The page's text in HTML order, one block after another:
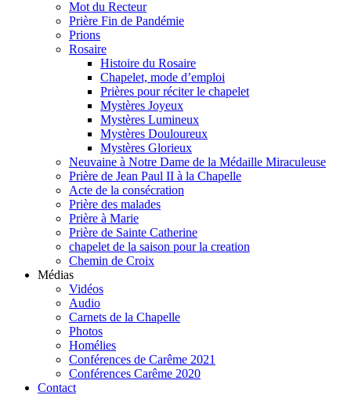
Mot du Recteur
Prière Fin de Pandémie
Prions
Rosaire
Histoire du Rosaire
Chapelet, mode d’emploi
Prières pour réciter le chapelet
Mystères Joyeux
Mystères Lumineux
Mystères Douloureux
Mystères Glorieux
Neuvaine à Notre Dame de la Médaille Miraculeuse
Prière de Jean Paul II à la Chapelle
Acte de la consécration
Prière des malades
Prière à Marie
Prière de Sainte Catherine
chapelet de la saison pour la creation
Chemin de Croix
Médias
Vidéos
Audio
Carnets de la Chapelle
Photos
Homélies
Conférences de Carême 2021
Conférences Carême 2020
Contact